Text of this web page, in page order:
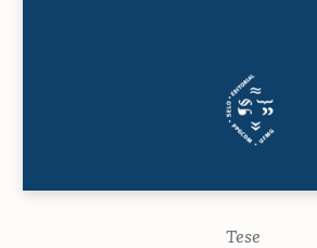
Tese